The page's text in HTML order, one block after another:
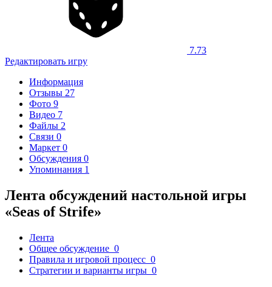
7.73
Редактировать игру
Информация
Отзывы 27
Фото 9
Видео 7
Файлы 2
Связи 0
Маркет 0
Обсуждения 0
Упоминания 1
Лента обсуждений настольной игры
«Seas of Strife»
Лента
Общее обсуждение 0
Правила и игровой процесс 0
Стратегии и варианты игры 0